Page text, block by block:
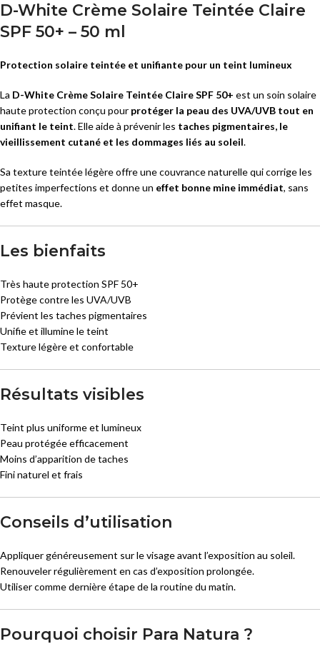
D-White Crème Solaire Teintée Claire
SPF 50+ – 50 ml
Protection solaire teintée et unifiante pour un teint lumineux
La D-White Crème Solaire Teintée Claire SPF 50+ est un soin solaire
haute protection conçu pour protéger la peau des UVA/UVB tout en
unifiant le teint. Elle aide à prévenir les taches pigmentaires, le
vieillissement cutané et les dommages liés au soleil.
Sa texture teintée légère offre une couvrance naturelle qui corrige les
petites imperfections et donne un effet bonne mine immédiat, sans
effet masque.
Les bienfaits
Très haute protection SPF 50+
Protège contre les UVA/UVB
Prévient les taches pigmentaires
Unifie et illumine le teint
Texture légère et confortable
Résultats visibles
Teint plus uniforme et lumineux
Peau protégée efficacement
Moins d’apparition de taches
Fini naturel et frais
Conseils d’utilisation
Appliquer généreusement sur le visage avant l’exposition au soleil.
Renouveler régulièrement en cas d’exposition prolongée.
Utiliser comme dernière étape de la routine du matin.
Pourquoi choisir Para Natura ?